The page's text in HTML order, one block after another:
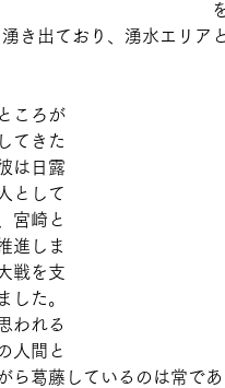
き出ており、湧水エリア
ころが
てきた
は日露
として
宮崎と
進しま
戦を支
した。
われる
人間と
ら葛藤しているのは常で